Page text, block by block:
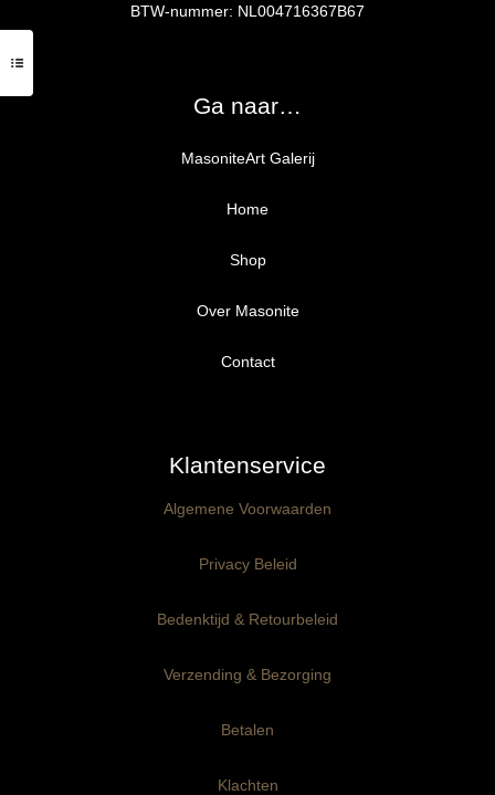
BTW-nummer: NL004716367B67
Ga naar…
MasoniteArt Galerij
Home
Shop
Alle producten
Proefpakket
3mm dik
6mm dik
Kant-en-Klaar panelen
3mm dik
6mm dik
Ophangklaar panelen
Maatwerk
Over Masonite
Contact
Klantenservice
Algemene Voorwaarden
Privacy Beleid
Bedenktijd & Retourbeleid
Verzending & Bezorging
Betalen
Klachten